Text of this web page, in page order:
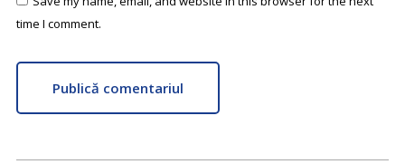
time I comment.
Publică comentariul